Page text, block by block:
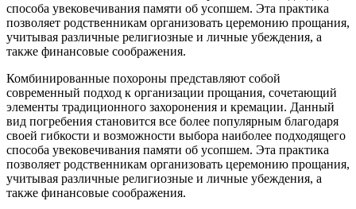
способа увековечивания памяти об усопшем. Эта практика
позволяет родственникам организовать церемонию прощания,
учитывая различные религиозные и личные убеждения, а
также финансовые соображения.
Комбинированные похороны представляют собой
современный подход к организации прощания, сочетающий
элементы традиционного захоронения и кремации. Данный
вид погребения становится все более популярным благодаря
своей гибкости и возможности выбора наиболее подходящего
способа увековечивания памяти об усопшем. Эта практика
позволяет родственникам организовать церемонию прощания,
учитывая различные религиозные и личные убеждения, а
также финансовые соображения.